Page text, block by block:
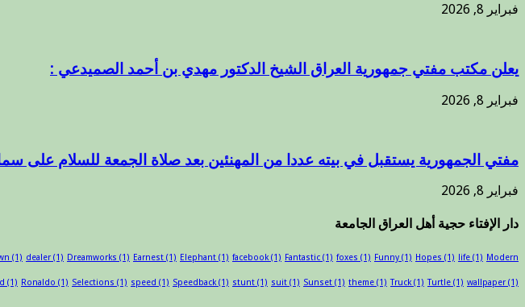
فبراير 8, 2026
يعلن مكتب مفتي جمهورية العراق الشيخ الدكتور مهدي بن أحمد الصميدعي :
فبراير 8, 2026
مفتي الجمهورية يستقبل في بيته عددا من المهنئين بعد صلاة الجمعة للسلام على
فبراير 8, 2026
دار الإفتاء حجية أهل العراق الجامعة
(1) dealer (1) Dreamworks (1) Earnest (1) Elephant (1) facebook(1) Fantastic (1) foxes (1) Funny (1) Hopes (1) life (1) Modern
(1) Ronaldo (1) Selections (1) speed (1) Speedback(1) stunt (1) suit (1) Sunset (1) theme (1) Truck(1) Turtle (1) wallpaper (1)